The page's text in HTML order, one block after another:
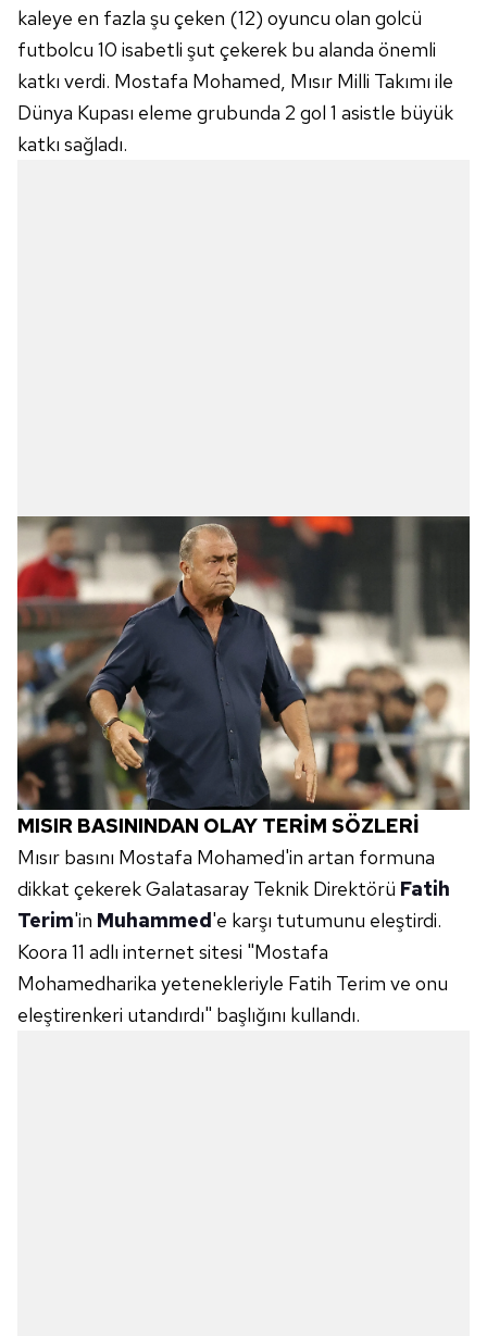
kaleye en fazla şu çeken (12) oyuncu olan golcü
futbolcu 10 isabetli şut çekerek bu alanda önemli
katkı verdi. Mostafa Mohamed, Mısır Milli Takımı ile
Dünya Kupası eleme grubunda 2 gol 1 asistle büyük
katkı sağladı.
MISIR BASININDAN OLAY TERİM SÖZLERİ
Mısır basını Mostafa Mohamed'in artan formuna
dikkat çekerek Galatasaray Teknik Direktörü Fatih
Terim'in Muhammed'e karşı tutumunu eleştirdi.
Koora 11 adlı internet sitesi "Mostafa
Mohamedharika yetenekleriyle Fatih Terim ve onu
eleştirenkeri utandırdı" başlığını kullandı.